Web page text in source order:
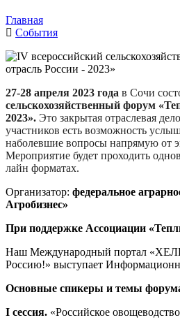
Главная
События
27-28 апреля 2023 года в Сочи
сельскохозяйственный форум
2023». Это закрытая отраслевая
участников есть возможность
наболевшие вопросы напрямую от
Мероприятие будет проходить
лайн форматах.
Организатор: федеральное
Агробизнес»
При поддержке Ассоциации
Наш Международный портал
Россию!» выступает
Основные спикеры и темы
I сессия. «Российское